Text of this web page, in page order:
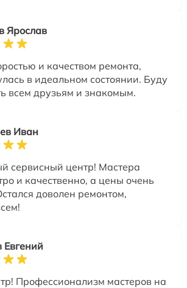
Ярослав
и качеством ремонта,
в идеальном состоянии. Буду
всем друзьям и знакомым.
Иван
сервисный центр! Мастера
и качественно, а цены очень
доволен ремонтом,
Евгений
Профессионализм мастеров на